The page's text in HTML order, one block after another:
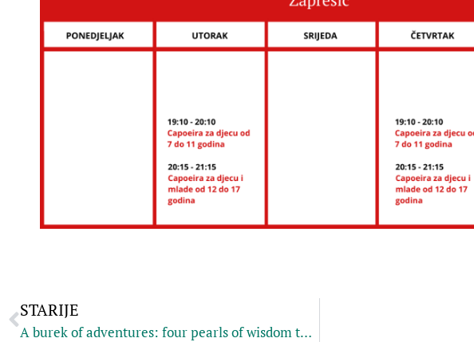
STARIJE
A burek of adventures: four pearls of wisdom to share